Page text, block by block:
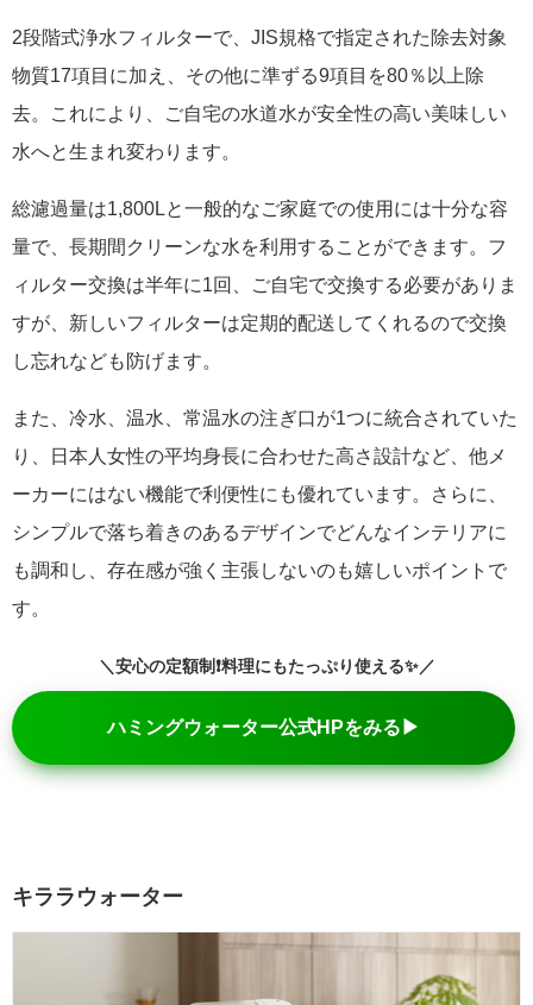
2段階式浄水フィルターで、JIS規格で指定された除去対象
物質17項目に加え、その他に準ずる9項目を80％以上除
去。これにより、ご自宅の水道水が安全性の高い美味しい
水へと生まれ変わります。
総濾過量は1,800Lと一般的なご家庭での使用には十分な容
量で、長期間クリーンな水を利用することができます。フ
ィルター交換は半年に1回、ご自宅で交換する必要がありま
すが、新しいフィルターは定期的配送してくれるので交換
し忘れなども防げます。
また、冷水、温水、常温水の注ぎ口が1つに統合されていた
り、日本人女性の平均身長に合わせた高さ設計など、他メ
ーカーにはない機能で利便性にも優れています。さらに、
シンプルで落ち着きのあるデザインでどんなインテリアに
も調和し、存在感が強く主張しないのも嬉しいポイントで
す。
＼安心の定額制❗料理にもたっぷり使える✨／
ハミングウォーター公式HPをみる▶
キララウォーター